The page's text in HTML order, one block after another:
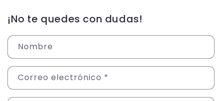
¡No te quedes con dudas!
Nombre
Correo electrónico *